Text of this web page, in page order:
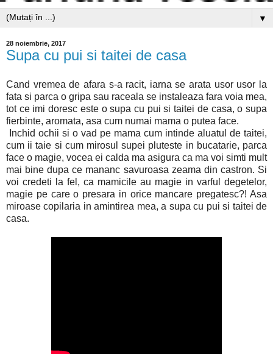
▼
28 noiembrie, 2017
Supa cu pui si taitei de casa
Cand vremea de afara s-a racit, iarna se arata usor usor la
fata si parca o gripa sau raceala se instaleaza fara voia mea,
tot ce imi doresc este o supa cu pui si taitei de casa, o supa
fierbinte, aromata, asa cum numai mama o putea face.
Inchid ochii si o vad pe mama cum intinde aluatul de taitei,
cum ii taie si cum mirosul supei pluteste in bucatarie, parca
face o magie, vocea ei calda ma asigura ca ma voi simti mult
mai bine dupa ce mananc savuroasa zeama din castron. Si
voi credeti la fel, ca mamicile au magie in varful degetelor,
magie pe care o presara in orice mancare pregatesc?! Asa
miroase copilaria in amintirea mea, a supa cu pui si taitei de
casa.